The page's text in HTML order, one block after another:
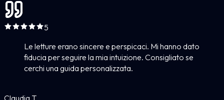
5
Le letture erano sincere e perspicaci. Mi hanno dato
fiducia per seguire la mia intuizione. Consigliato se
cerchi una guida personalizzata.